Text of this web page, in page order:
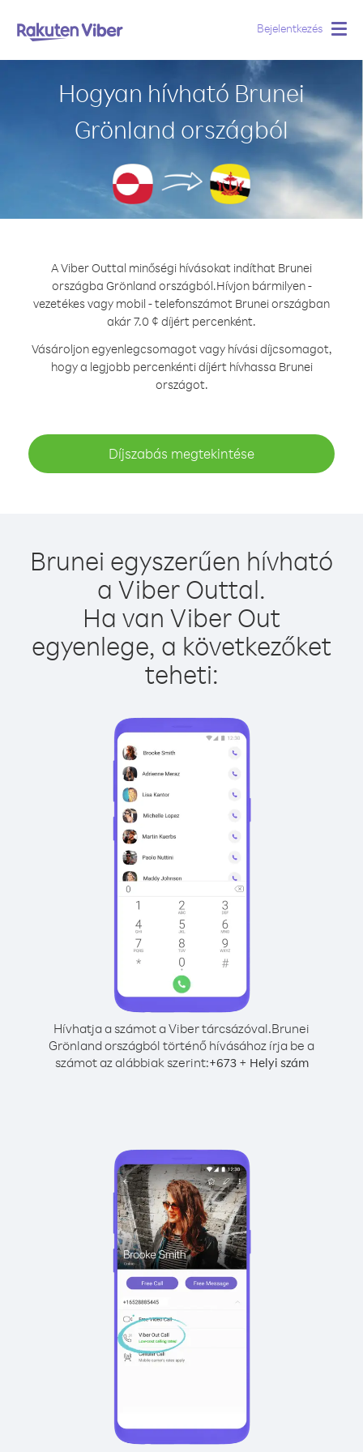
Bejelentkezés
Hogyan hívható Brunei
Grönland országból
A Viber Outtal minőségi hívásokat indíthat Brunei
országba Grönland országból.Hívjon bármilyen -
vezetékes vagy mobil - telefonszámot Brunei országban
akár 7.0 ¢ díjért percenként.
Vásároljon egyenlegcsomagot vagy hívási díjcsomagot,
hogy a legjobb percenkénti díjért hívhassa Brunei
országot.
Díjszabás megtekintése
Brunei egyszerűen hívható
a Viber Outtal.
Ha van Viber Out
egyenlege, a következőket
teheti:
Hívhatja a számot a Viber tárcsázóval.Brunei
Grönland országból történő hívásához írja be a
számot az alábbiak szerint:+673+ Helyi szám